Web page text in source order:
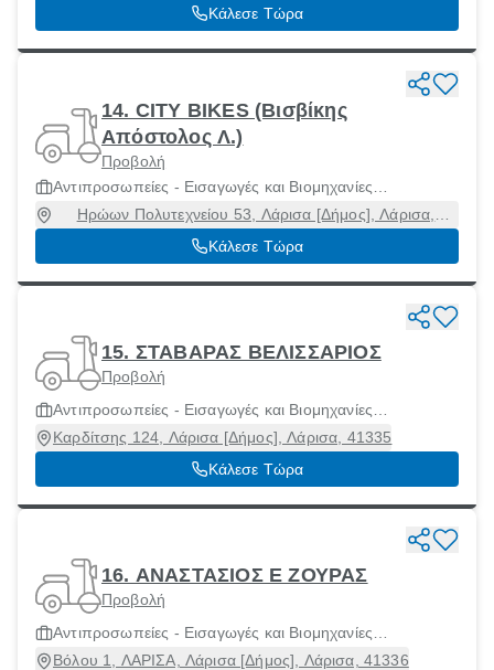
Κάλεσε Τώρα
14. CITY BIKES (Βισβίκης
Απόστολος Λ.)
Προβολή
Αντιπροσωπείες - Εισαγωγές και Βιομηχανίες
Μοτοσικλετών και Μοτοποδηλάτων
Ηρώων Πολυτεχνείου 53, Λάρισα [Δήμος], Λάρισα,
41335
Κάλεσε Τώρα
15. ΣΤΑΒΑΡΑΣ ΒΕΛΙΣΣΑΡΙΟΣ
Προβολή
Αντιπροσωπείες - Εισαγωγές και Βιομηχανίες
Μοτοσικλετών και Μοτοποδηλάτων
Καρδίτσης 124, Λάρισα [Δήμος], Λάρισα, 41335
Κάλεσε Τώρα
16. ΑΝΑΣΤΑΣΙΟΣ Ε ΖΟΥΡΑΣ
Προβολή
Αντιπροσωπείες - Εισαγωγές και Βιομηχανίες
Μοτοσικλετών και Μοτοποδηλάτων
Βόλου 1, ΛΑΡΙΣΑ, Λάρισα [Δήμος], Λάρισα, 41336